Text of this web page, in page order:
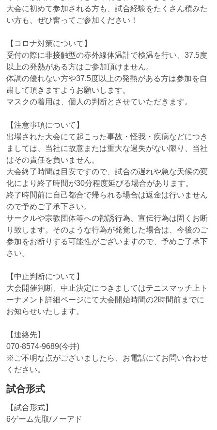
大会に初めて参加される方も、試合経験をたくさん積みた
い方も、ぜひ奮ってご参加ください！
【コロナ対策について】
受付の際に非接触型の赤外線体温計で検温を行い、37.5度
以上の発熱がある方はご参加頂けません。
体調の優れない方や37.5度以上の発熱がある方は参加を自
粛して頂きますようお願いします。
マスクの着用は、個人の判断とさせていただきます。
【注意事項について】
出場された大会にて起こった事故・怪我・疾病などにつき
ましては、当社に故意または重大な過失がない限り、当社
はその責任を負いません。
大会終了時間は目安ですので、試合の遅れや急な天候の変
化により終了時間が30分程度延びる場合があります。
終了時間前に自己都合で帰られる場合は返金は行いません
ので予めご了承下さい。
サークルや宗教団体等への勧誘行為、宣伝行為は固くお断
り致します。そのような行為が発覚した場合は、今後のご
参加をお断りする可能性がございますので、予めご了承下
さい。
【中止判断について】
大会開催判断、中止決定につきましてはテニスマッチ上ト
ーナメント詳細ページにて大会開始時間の2時間前までに
お知らせいたします。
【連絡先】
070-8574-9689(今井)
※ご不明な点がございましたら、お電話にてお問い合わせ
ください。
試合形式
【試合形式】
6ゲーム先取/ノーアド